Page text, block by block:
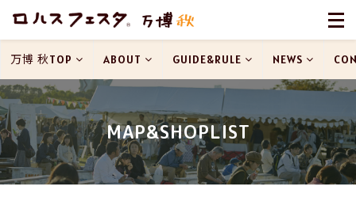
MAP&SHOPLIST
万博 秋TOP ABOUT GUIDE&RULE NEWS